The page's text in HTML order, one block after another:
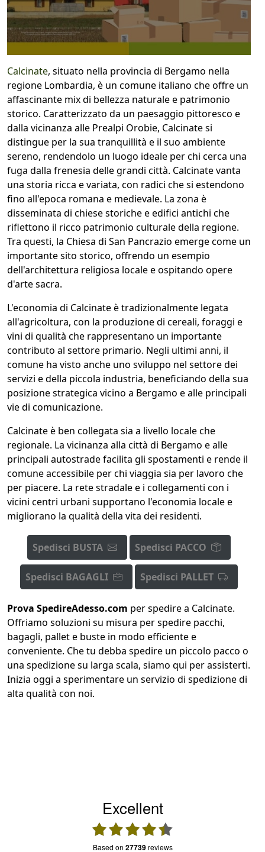
Calcinate, situato nella provincia di Bergamo nella
regione Lombardia, è un comune italiano che offre un
affascinante mix di bellezza naturale e patrimonio
storico. Caratterizzato da un paesaggio pittoresco e
dalla vicinanza alle Prealpi Orobie, Calcinate si
distingue per la sua tranquillità e il suo ambiente
sereno, rendendolo un luogo ideale per chi cerca una
fuga dalla frenesia delle grandi città. Calcinate vanta
una storia ricca e variata, con radici che si estendono
fino all'epoca romana e medievale. La zona è
disseminata di chiese storiche e edifici antichi che
riflettono il ricco patrimonio culturale della regione.
Tra questi, la Chiesa di San Pancrazio emerge come un
importante sito storico, offrendo un esempio
dell'architettura religiosa locale e ospitando opere
d'arte sacra.
L'economia di Calcinate è tradizionalmente legata
all'agricoltura, con la produzione di cereali, foraggi e
vini di qualità che rappresentano un importante
contributo al settore primario. Negli ultimi anni, il
comune ha visto anche uno sviluppo nel settore dei
servizi e della piccola industria, beneficiando della sua
posizione strategica vicino a Bergamo e alle principali
vie di comunicazione.
Calcinate è ben collegata sia a livello locale che
regionale. La vicinanza alla città di Bergamo e alle
principali autostrade facilita gli spostamenti e rende il
comune accessibile per chi viaggia sia per lavoro che
per piacere. La rete stradale e i collegamenti con i
vicini centri urbani supportano l'economia locale e
migliorano la qualità della vita dei residenti.
Spedisci BUSTA Spedisci PACCO
Spedisci BAGAGLI Spedisci PALLET
Prova SpedireAdesso.com per spedire a Calcinate.
Offriamo soluzioni su misura per spedire pacchi,
bagagli, pallet e buste in modo efficiente e
conveniente. Che tu debba spedire un piccolo pacco o
una spedizione su larga scala, siamo qui per assisterti.
Inizia oggi a sperimentare un servizio di spedizione di
alta qualità con noi.
Excellent
based on 27739reviews